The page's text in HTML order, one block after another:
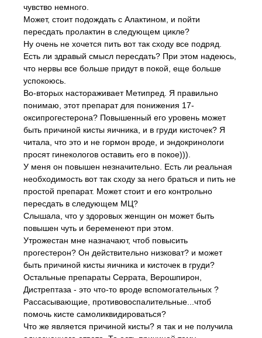
чувство немного.
Может, стоит подождать с Алактином, и пойти
пересдать пролактин в следующем цикле?
Ну очень не хочется пить вот так сходу все подряд.
Есть ли здравый смысл пересдать? При этом надеюсь,
что нервы все больше придут в покой, еще больше
успокоюсь.
Во-вторых настораживает Метипред. Я правильно
понимаю, этот препарат для понижения 17-
оксипрогестерона? Повышенный его уровень может
быть причиной кисты яичника, и в груди кисточек? Я
читала, что это и не гормон вроде, и эндокринологи
просят гинекологов оставить его в покое))).
У меня он повышен незначительно. Есть ли реальная
необходимость вот так сходу за него браться и пить не
простой препарат. Может стоит и его контрольно
пересдать в следующем МЦ?
Слышала, что у здоровых женщин он может быть
повышен чуть и беременеют при этом.
Утрожестан мне назначают, чтоб повысить
прогестерон? Он действительно низковат? и может
быть причиной кисты яичника и кисточек в груди?
Остальные препараты Серрата, Верошпирон,
Дистрептаза - это что-то вроде вспомогательных ?
Рассасывающие, противовоспалительные...чтоб
помочь кисте самоликвидироваться?
Что же является причиной кисты? я так и не получила